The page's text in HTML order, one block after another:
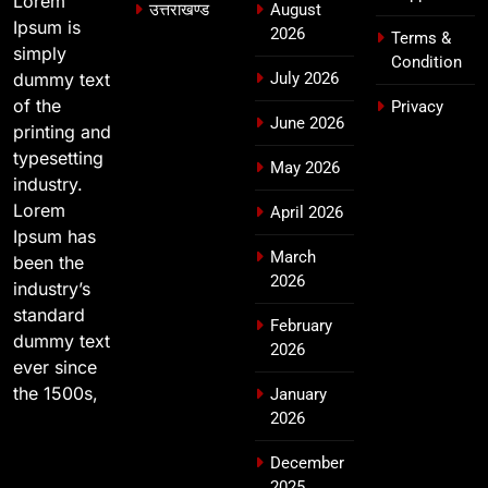
Ipsum is
simply
dummy text
of the
printing and
typesetting
industry.
Lorem
Ipsum has
been the
industry’s
standard
dummy text
ever since
the 1500s,
उत्तराखण्ड
August
2026
July 2026
June 2026
May 2026
April 2026
March
2026
February
2026
January
2026
December
Terms &
Condition
Privacy